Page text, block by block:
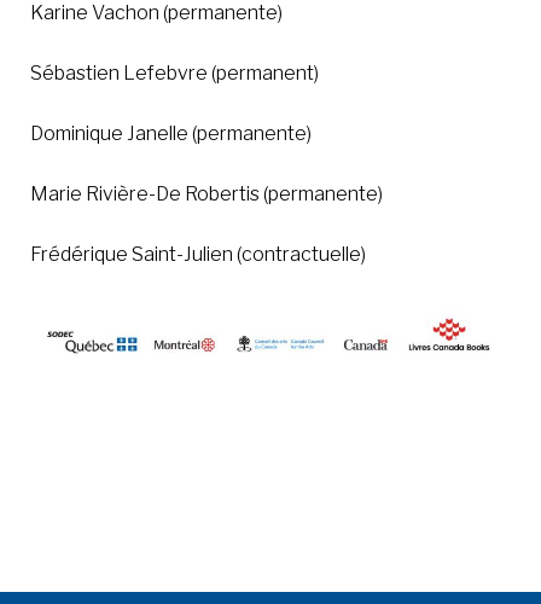
Karine Vachon (permanente)
Sébastien Lefebvre (permanent)
Dominique Janelle (permanente)
Marie Rivière-De Robertis (permanente)
Frédérique Saint-Julien (contractuelle)